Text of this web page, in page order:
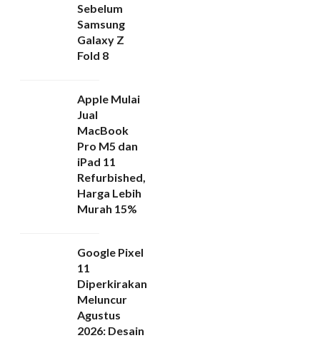
Sebelum
Samsung
Galaxy Z
Fold 8
Apple Mulai
Jual
MacBook
Pro M5 dan
iPad 11
Refurbished,
Harga Lebih
Murah 15%
Google Pixel
11
Diperkirakan
Meluncur
Agustus
2026: Desain